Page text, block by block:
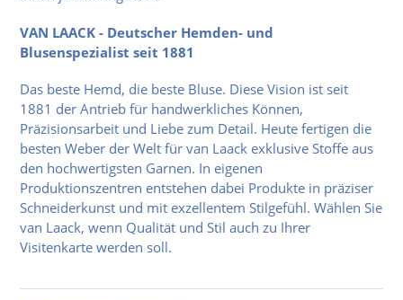
VAN LAACK - Deutscher Hemden- und
Blusenspezialist seit 1881
Das beste Hemd, die beste Bluse. Diese Vision ist seit
1881 der Antrieb für handwerkliches Können,
Präzisionsarbeit und Liebe zum Detail. Heute fertigen die
besten Weber der Welt für van Laack exklusive Stoffe aus
den hochwertigsten Garnen. In eigenen
Produktionszentren entstehen dabei Produkte in präziser
Schneiderkunst und mit exzellentem Stilgefühl. Wählen Sie
van Laack, wenn Qualität und Stil auch zu Ihrer
Visitenkarte werden soll.